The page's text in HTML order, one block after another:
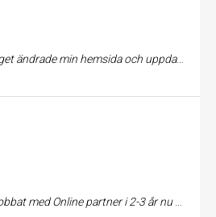
min hemsida och uppdaterade den till en modern webbshop! Superbra!
Microsoft Exchange till Google Apps) och jag upplever att bytet gick mycket smidigt, att de håller vad de lovar och att man nästan alltid får hjälp inom en timme. De överdebiterar inte och har alltid levererat på topp! Väldigt nöjd!